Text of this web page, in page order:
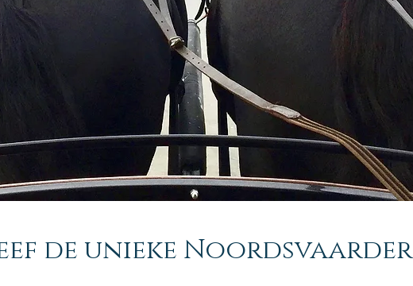
de unieke Noordsvaarder